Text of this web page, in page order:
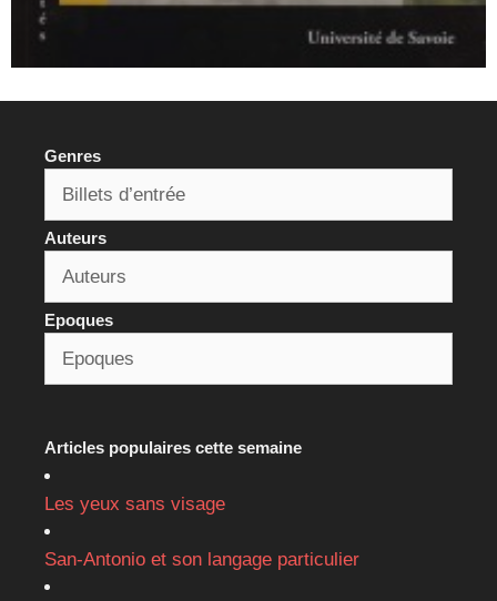
Genres
Auteurs
Epoques
Articles populaires cette semaine
Les yeux sans visage
San-Antonio et son langage particulier